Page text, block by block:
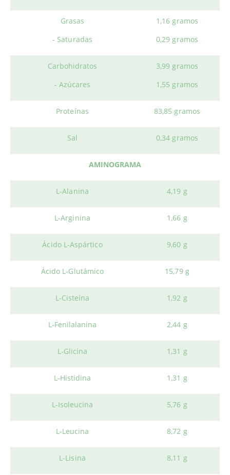
Grasas
- Saturadas
1,16 gramos
0,29 gramos
Carbohidratos
- Azúcares
3,99 gramos
1,55 gramos
Proteínas 83,85 gramos
Sal 0,34 gramos
AMINOGRAMA
L-Alanina 4,19 g
L-Arginina 1,66 g
Ácido L-Aspártico 9,60 g
Ácido L-Glutámico 15,79 g
L-Cisteína 1,92 g
L-Fenilalanina 2,44 g
L-Glicina 1,31 g
L-Histidina 1,31 g
L-Isoleucina 5,76 g
L-Leucina 8,72 g
L-Lisina 8,11 g